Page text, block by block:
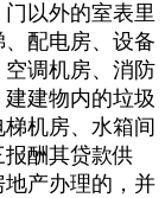
以外的室表里
配电房、设备
调机房、消防
建物内的垃圾
机房、水箱间
酬其贷款供
产办理的，并